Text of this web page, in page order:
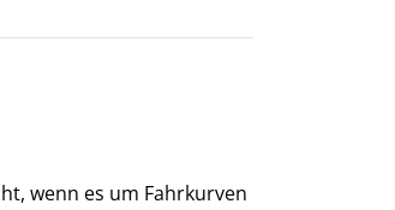
wenn es um Fahrkurven